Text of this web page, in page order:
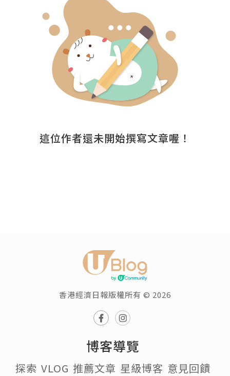
這位作者還未開始撰寫文章喔！
香港經濟日報版權所有 © 2026
博客導覽
探索 VLOG 推薦文章 星級博客 意見回饋